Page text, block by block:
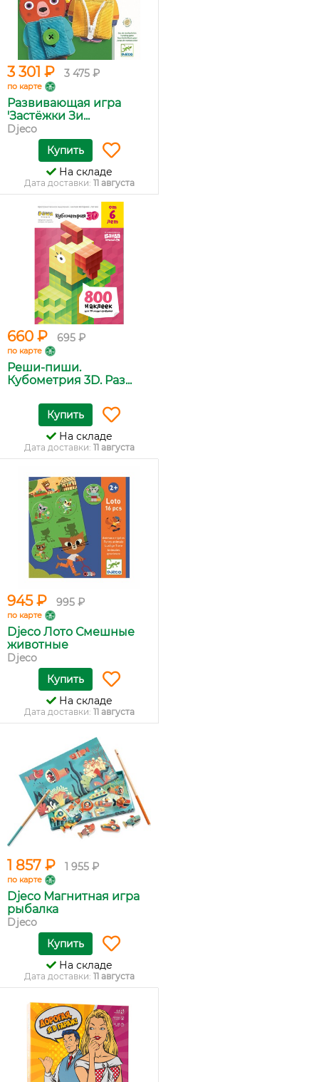
3 301 ₽ 3 475 ₽
по карте
Развивающая игра
'Застёжки Зи...
Djeco
Купить
На складе
Дата доставки: 11 августа
660 ₽ 695 ₽
по карте
Реши-пиши.
Кубометрия 3D. Раз...
Купить
На складе
Дата доставки: 11 августа
945 ₽ 995 ₽
по карте
Djeco Лото Смешные
животные
Djeco
Купить
На складе
Дата доставки: 11 августа
1 857 ₽ 1 955 ₽
по карте
Djeco Магнитная игра
рыбалка
Djeco
Купить
На складе
Дата доставки: 11 августа